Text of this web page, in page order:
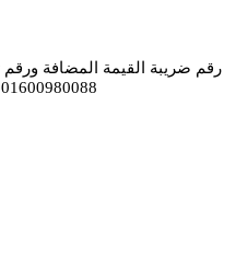
01600980088 | رأس المال المصرح به 10,000 يورو